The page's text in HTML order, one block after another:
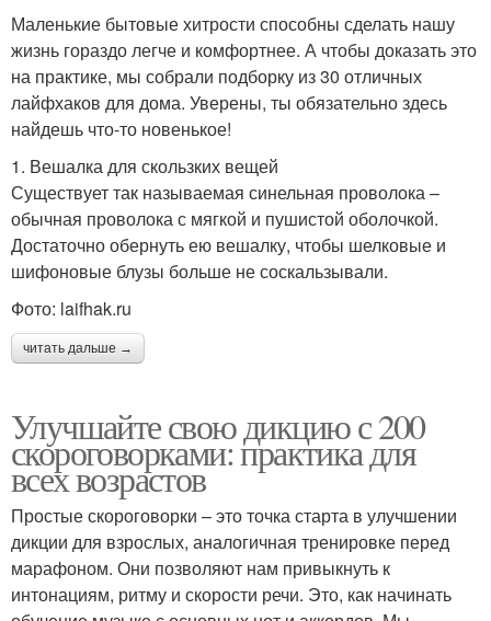
Маленькие бытовые хитрости способны сделать нашу
жизнь гораздо легче и комфортнее. А чтобы доказать это
на практике, мы собрали подборку из 30 отличных
лайфхаков для дома. Уверены, ты обязательно здесь
найдешь что-то новенькое!
1. Вешалка для скользких вещей
Существует так называемая синельная проволока –
обычная проволока с мягкой и пушистой оболочкой.
Достаточно обернуть ею вешалку, чтобы шелковые и
шифоновые блузы больше не соскальзывали.
Фото: laifhak.ru
читать дальше →
Улучшайте свою дикцию с 200
скороговорками: практика для
всех возрастов
Простые скороговорки – это точка старта в улучшении
дикции для взрослых, аналогичная тренировке перед
марафоном. Они позволяют нам привыкнуть к
интонациям, ритму и скорости речи. Это, как начинать